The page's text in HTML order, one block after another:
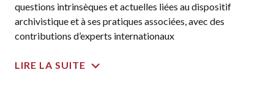
questions intrinsèques et actuelles liées au dispositif
archivistique et à ses pratiques associées, avec des
contributions d’experts internationaux
LIRE LA SUITE